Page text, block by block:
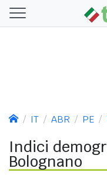
IT ABR PE
Indici
Bolognano